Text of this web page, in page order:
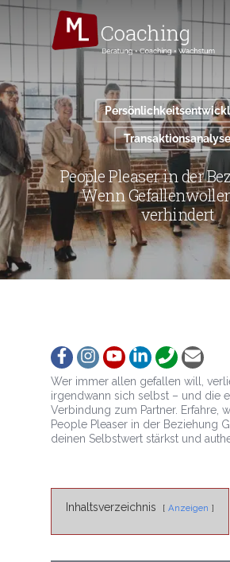
Skip
content
Transaktionsanalyse
People Pleaser in der
Wenn
verhindert
Follow FollowViewFollow Call Email
Wer immer allen gefallen will,
irgendwann sich selbst – und die
Verbindung zum Partner. Erfahre,
People Pleaser in der Beziehung
deinen Selbstwert stärkst und
Inhaltsverzeichnis Anzeigen